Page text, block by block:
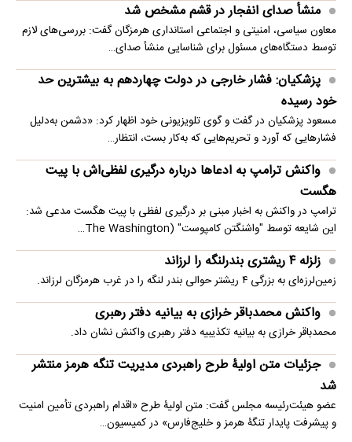
منشأ صدای انفجار در قشم مشخص شد
معاون سیاسی، امنیتی و اجتماعی استانداری هرمزگان گفت: بررسی‌های لازم
توسط دستگاه‌های مسئول برای شناسایی منشأ صدای…
پزشکیان: فشار خارجی در دولت چهاردهم به بیشترین حد
خود رسیده
مسعود پزشکیان در گفت و گوی تلویزیونی خود اظهار کرد: «دشمن به‌دلیل
فشارهایی که آورد و تحریم‌هایی که به‌کار بست، انتظار…
واکنش ترامپ به ادعاها درباره درگیری لفظی‌اش با پیت
هگست
ترامپ در واکنش به اخبار مبنی بر درگیری لفظی با پیت هگست مدعی شد:
این شایعه توسط "واشنگتن کامپوست" (The Washington…
زلزله ۴ ریشتری بندرلنگه را لرزاند
زمین‌لرزه‌ای به بزرگی ۴ ریشتر حوالی بندر لنگه را در غرب هرمزگان لرزاند.
واکنش محمدباقر خرازی به بیانیه دفتر رهبری
محمدباقر خرازی به بیانیه تکذیبیه دفتر رهبری واکنش نشان داد.
جزئیات متن اولیۀ طرح راهبردی مدیریت تنگه هرمز منتشر
شد
عضو هیئت‌رئیسه مجلس گفت: متن اولیۀ طرح «اقدام راهبردی تأمین امنیت
و پیشرفت پایدار تنگۀ هرمز و خلیج‌فارس» در کمیسیون…